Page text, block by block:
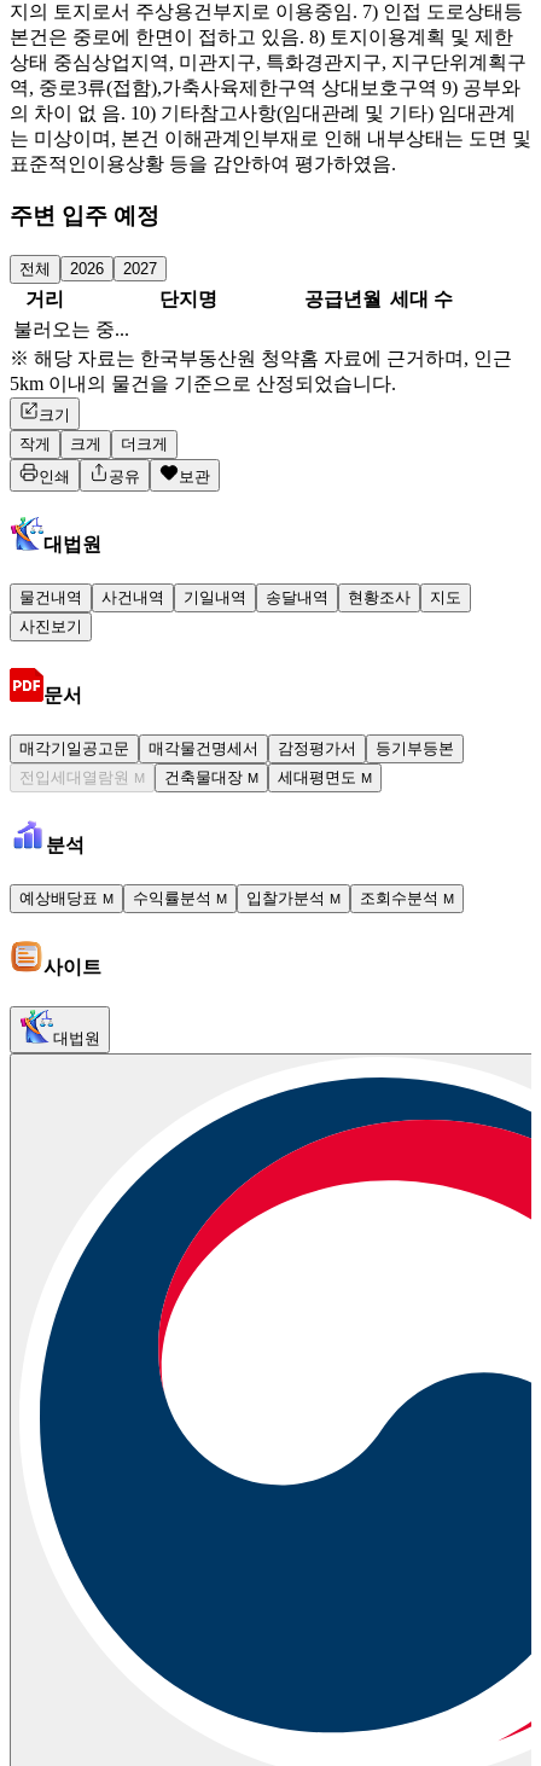
지의 토지로서 주상용건부지로 이용중임. 7) 인접 도로상태등
본건은 중로에 한면이 접하고 있음. 8) 토지이용계획 및 제한
상태 중심상업지역, 미관지구, 특화경관지구, 지구단위계획구
역, 중로3류(접함),가축사육제한구역 상대보호구역 9) 공부와
의 차이 없 음. 10) 기타참고사항(임대관례 및 기타) 임대관계
는 미상이며, 본건 이해관계인부재로 인해 내부상태는 도면 및
표준적인이용상황 등을 감안하여 평가하였음.
주변 입주 예정
전체 2026 2027
거리 단지명 공급년월 세대 수
불러오는 중...
※ 해당 자료는 한국부동산원 청약홈 자료에 근거하며, 인근
5km 이내의 물건을 기준으로 산정되었습니다.
크기
작게
크게
더크게
인쇄
공유 보관
대법원
물건내역 사건내역 기일내역 송달내역 현황조사
지도
사진보기
문서
매각기일공고문 매각물건명세서 감정평가서
등기부등본
전입세대열람원
M 건축물대장 M 세대평면도 M
분석
예상배당표 M 수익률분석 M 입찰가분석 M 조회수분석 M
사이트
대법원